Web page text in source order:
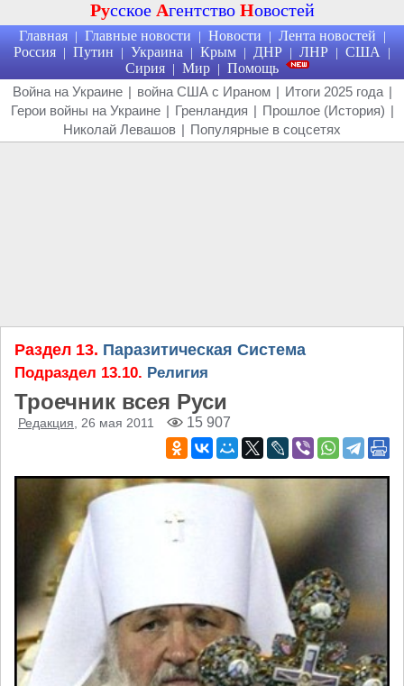
Русское Агентство Новостей
Главная | Главные новости | Новости | Лента новостей |
Россия | Путин | Украина | Крым | ДНР | ЛНР | США |
Сирия | Мир | Помощь
Война на Украине | война США с Ираном | Итоги 2025 года |
Герои войны на Украине | Гренландия | Прошлое (История) |
Николай Левашов | Популярные в соцсетях
Раздел 13. Паразитическая Система
Подраздел 13.10. Религия
Троечник всея Руси
Редакция , 26 мая 2011 15 907